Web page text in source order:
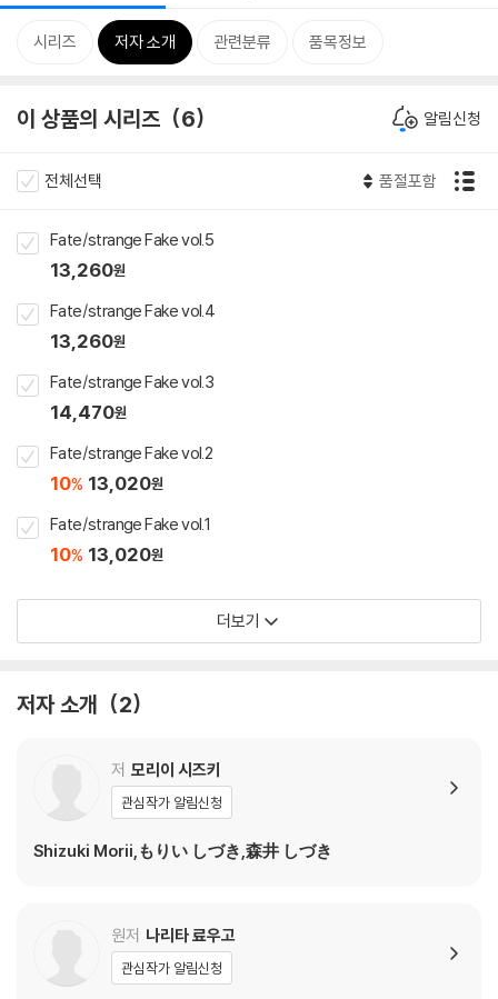
시리즈 저자 소개 관련분류 품목정보
이 상품의 시리즈 6 알림신청
전체선택 품절포함
Fate/strange Fake vol.5
13,260원
Fate/strange Fake vol.4
13,260원
Fate/strange Fake vol.3
14,470원
Fate/strange Fake vol.2
10% 13,020원
Fate/strange Fake vol.1
10% 13,020원
더보기
저자 소개 2
저 모리이 시즈키
관심작가 알림신청
Shizuki Morii,もりい しづき,森井 しづき
원저 나리타 료우고
관심작가 알림신청